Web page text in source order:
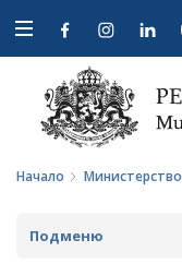
Open
navigation
Начало Министерство
Подменю